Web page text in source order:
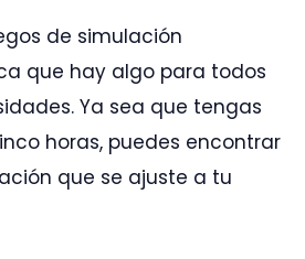
de simulación
que hay algo para todos
Ya sea que tengas
horas, puedes encontrar
que se ajuste a tu